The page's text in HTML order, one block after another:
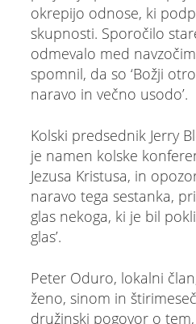
okrepijo odnose, ki
skupnosti. Sporočilo
odmevalo med
spomnil, da so ‘Božji
naravo in večno usodo’.
Kolski predsednik Jerry
je namen kolske
Jezusa Kristusa, in
naravo tega sestanka,
glas nekoga, ki je bil
glas’.
Peter Oduro, lokalni
ženo, sinom in
družinski pogovor o